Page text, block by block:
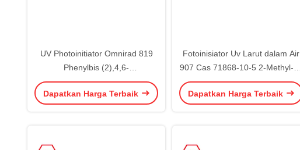
UV Photoinitiator Omnirad 819
Phenylbis (2),4,6-
Trimethylbenzoyl) Fosfin Oxide
162881-26-7
Dapatkan Harga Terbaik
Fotoinisiator Uv Larut dalam Air
907 Cas 71868-10-5 2-Methyl-4'-
(Methylthio)-2-
Morpholinopropiophenone
Dapatkan Harga Terbaik